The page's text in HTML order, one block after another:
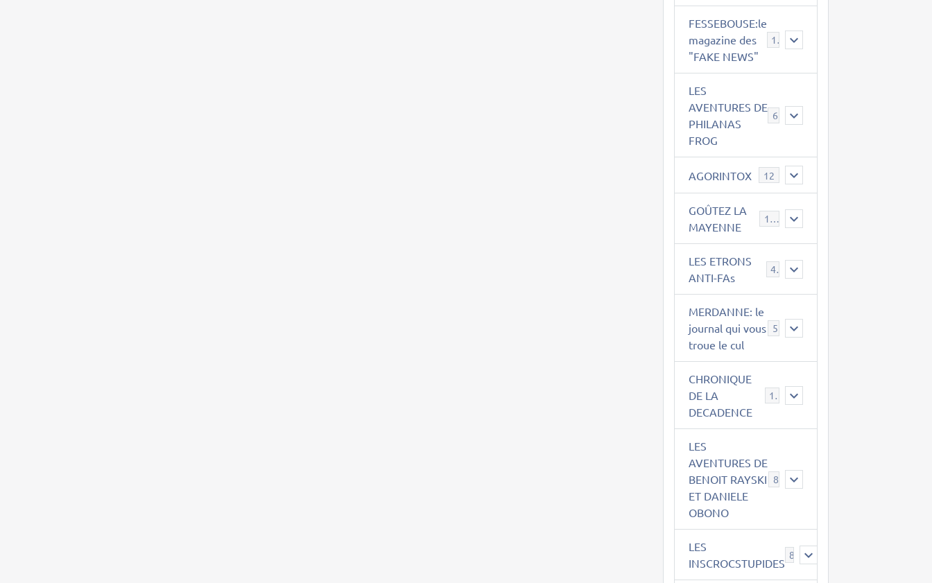
FESSEBOUSE:le
magazine des
"FAKE NEWS"
19
LES
AVENTURES DE
PHILANAS
FROG
AGORINTOX 12
GOÛTEZ LA
MAYENNE
189
LES ETRONS
ANTI-FAs
4
MERDANNE: le
journal qui vous
troue le cul
CHRONIQUE
DE LA
DECADENCE
12
LES
AVENTURES DE
BENOIT RAYSKI
ET DANIELE
OBONO
LES
INSCROCSTUPIDES
8